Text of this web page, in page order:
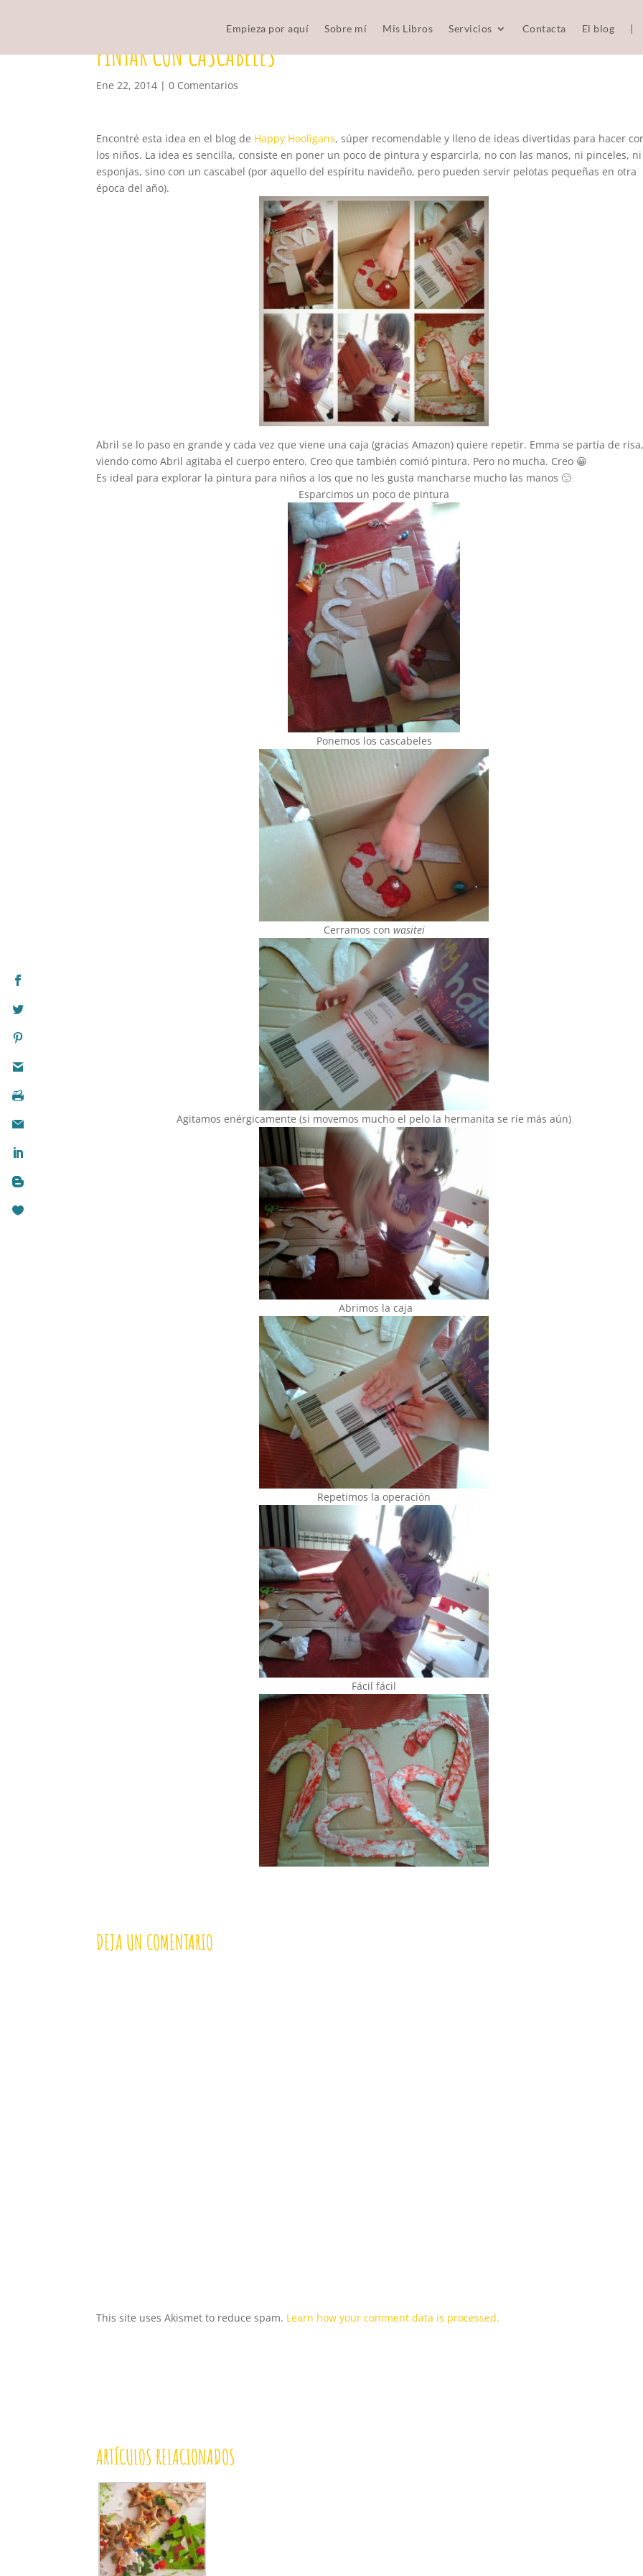
Empieza por aquí Sobre mí Mis Libros Servicios Contacta El blog |
PINTAR CON CASCABELES
Ene 22, 2014 |0 Comentarios
Encontré esta idea en el blog de Happy Hooligans, súper recomendable y lleno de ideas divertidas para hacer
los niños. La idea es sencilla, consiste en poner un poco de pintura y esparcirla, no con las manos, ni pinceles, ni
esponjas, sino con un cascabel (por aquello del espíritu navideño, pero pueden servir pelotas pequeñas en otra
época del año).
Abril se lo paso en grande y cada vez que viene una caja (gracias Amazon) quiere repetir. Emma se partía de risa,
viendo como Abril agitaba el cuerpo entero. Creo que también comió pintura. Pero no mucha. Creo 😀
Es ideal para explorar la pintura para niños a los que no les gusta mancharse mucho las manos 🙂
Esparcimos un poco de pintura
Ponemos los cascabeles
Cerramos con wasitei
Agitamos enérgicamente (si movemos mucho el pelo la hermanita se ríe más aún)
Abrimos la caja
Repetimos la operación
Fácil fácil
DEJA UN COMENTARIO
This site uses Akismet to reduce spam. Learn how your comment data is processed.
ARTÍCULOS RELACIONADOS